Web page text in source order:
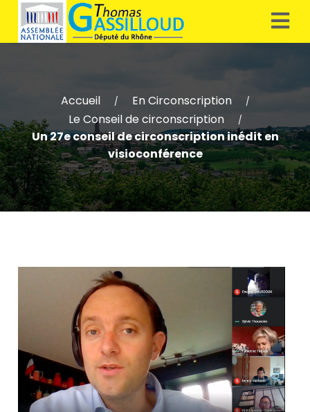
Accueil / En Circonscription /
Le Conseil de circonscription /
Un 27e conseil de circonscription inédit en
visioconférence